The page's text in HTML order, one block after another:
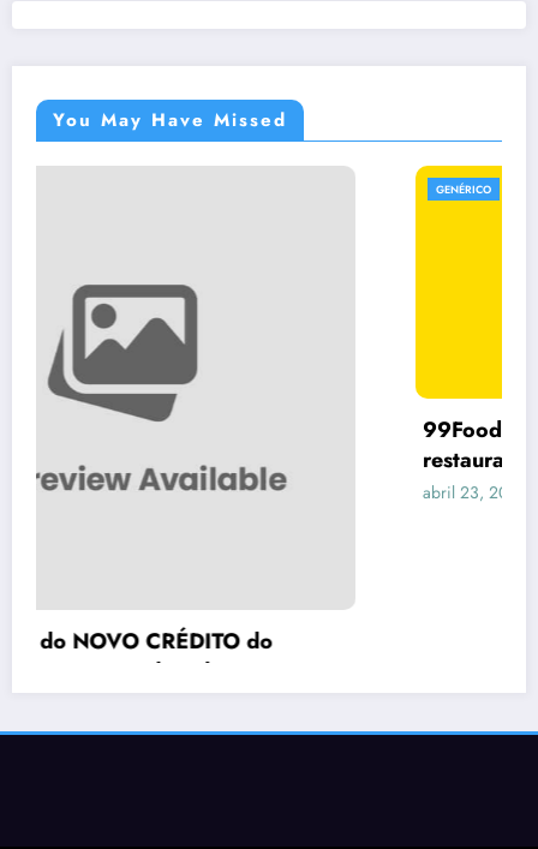
You May Have Missed
99Food vem dando calote em vários
restaurantes no Brasil
abril 23, 2026 Lider Tech
Termos de Uso
Politicas